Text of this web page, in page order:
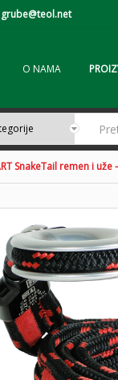
grube@teol.net
O NAMA
SnakeTail remen i uže